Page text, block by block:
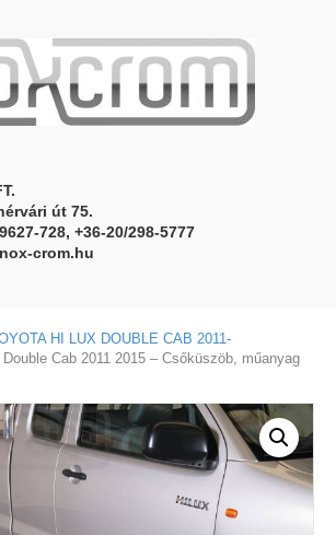
út 75.
728, +36-20/298-5777
crom.hu
HI LUX DOUBLE CAB 2011-
Cab 2011 2015 – Csőküszöb, műanyag